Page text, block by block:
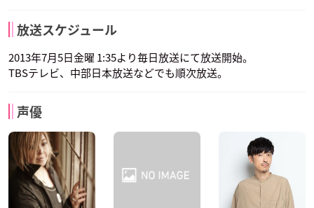
放送スケジュール
2013年7月5日金曜 1:35より毎日放送にて放送開始。
TBSテレビ、中部日本放送などでも順次放送。
声優